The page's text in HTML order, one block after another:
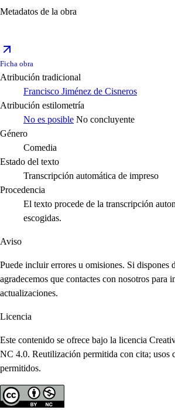
Metadatos de la obra
Ficha obra
Atribución tradicional
Francisco Jiménez de Cisneros
Atribución estilometría
No es posible No concluyente
Género
Comedia
Estado del texto
Transcripción automática de impreso
Procedencia
El texto procede de la transcripción
escogidas.
Aviso
Puede incluir errores u omisiones. Si dispones
agradecemos que contactes con nosotros para
actualizaciones.
Licencia
Este contenido se ofrece bajo la licencia
NC 4.0. Reutilización permitida con cita; usos
permitidos.